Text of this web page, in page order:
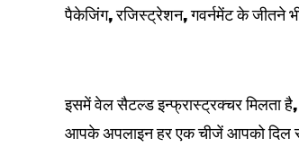
पैकेजिंग, रजिस्ट्रेशन, गवर्नमेंट के जीतने
इसमें वेल सैटल्ड इन्फ्रास्ट्रक्चर
आपके अपलाइन हर एक चीजें आपको दिल